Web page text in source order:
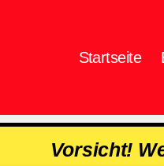
Startseite
Vorsicht!